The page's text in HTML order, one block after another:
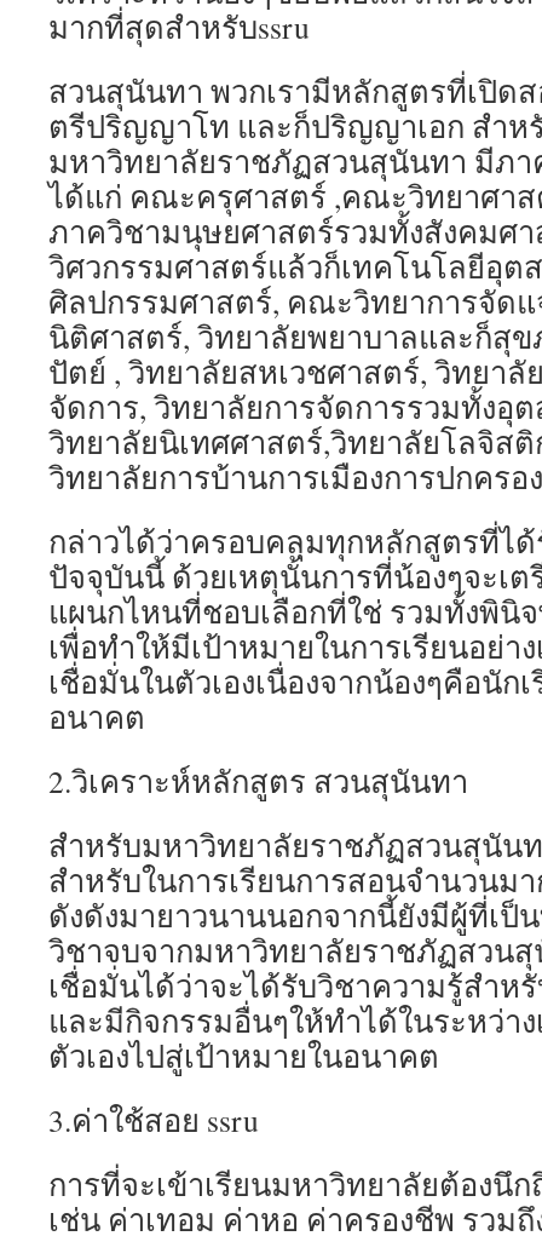
มากที่สุดสำหรับssru
สวนสุนันทา พวกเรามีหลักสูตรที่เปิด
ตรีปริญญาโท และก็ปริญญาเอก สำห
มหาวิทยาลัยราชภัฏสวนสุนันทา มีภ
ได้แก่ คณะครุศาสตร์ ,คณะวิทยาศาส
ภาควิชามนุษยศาสตร์รวมทั้งสังคมศ
วิศวกรรมศาสตร์แล้วก็เทคโนโลยีอุ
ศิลปกรรมศาสตร์, คณะวิทยาการจัด
นิติศาสตร์, วิทยาลัยพยาบาลและก็สุ
ปัตย์ , วิทยาลัยสหเวชศาสตร์, วิทยาลั
จัดการ, วิทยาลัยการจัดการรวมทั้งอุ
วิทยาลัยนิเทศศาสตร์,วิทยาลัยโลจิส
วิทยาลัยการบ้านการเมืองการปกครอง
กล่าวได้ว่าครอบคลุมทุกหลักสูตรที่ไ
ปัจจุบันนี้ ด้วยเหตุนั้นการที่น้องๆจะเ
แผนกไหนที่ชอบเลือกที่ใช่ รวมทั้งพินิ
เพื่อทำให้มีเป้าหมายในการเรียนอย่า
เชื่อมั่นในตัวเองเนื่องจากน้องๆคือนัก
อนาคต
2.วิเคราะห์หลักสูตร สวนสุนันทา
สำหรับมหาวิทยาลัยราชภัฏสวนสุนัน
สำหรับในการเรียนการสอนจำนวนม
ดังดังมายาวนานนอกจากนี้ยังมีผู้ที่เป็
วิชาจบจากมหาวิทยาลัยราชภัฏสวนสุ
เชื่อมั่นได้ว่าจะได้รับวิชาความรู้สำห
และมีกิจกรรมอื่นๆให้ทำได้ในระหว่า
ตัวเองไปสู่เป้าหมายในอนาคต
3.ค่าใช้สอย ssru
การที่จะเข้าเรียนมหาวิทยาลัยต้องนึ
เช่น ค่าเทอม ค่าหอ ค่าครองชีพ รวม